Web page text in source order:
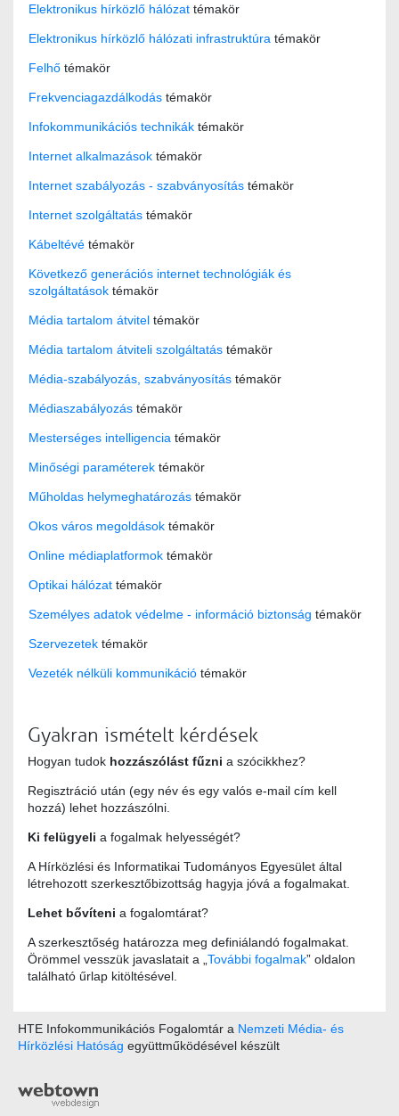
Elektronikus hírközlő hálózat témakör
Elektronikus hírközlő hálózati infrastruktúra témakör
Felhő témakör
Frekvenciagazdálkodás témakör
Infokommunikációs technikák témakör
Internet alkalmazások témakör
Internet szabályozás - szabványosítás témakör
Internet szolgáltatás témakör
Kábeltévé témakör
Következő generációs internet technológiák és
szolgáltatások témakör
Média tartalom átvitel témakör
Média tartalom átviteli szolgáltatás témakör
Média-szabályozás, szabványosítás témakör
Médiaszabályozás témakör
Mesterséges intelligencia témakör
Minőségi paraméterek témakör
Műholdas helymeghatározás témakör
Okos város megoldások témakör
Online médiaplatformok témakör
Optikai hálózat témakör
Személyes adatok védelme - információ biztonság témakör
Szervezetek témakör
Vezeték nélküli kommunikáció témakör
Gyakran ismételt kérdések
Hogyan tudok hozzászólást fűzni a szócikkhez?
Regisztráció után (egy név és egy valós e-mail cím kell
hozzá) lehet hozzászólni.
Ki felügyeli a fogalmak helyességét?
A Hírközlési és Informatikai Tudományos Egyesület által
létrehozott szerkesztőbizottság hagyja jóvá a fogalmakat.
Lehet bővíteni a fogalomtárat?
A szerkesztőség határozza meg definiálandó fogalmakat.
Örömmel vesszük javaslatait a „ További fogalmak” oldalon
található űrlap kitöltésével.
HTE Infokommunikációs Fogalomtár a Nemzeti Média- és
Hírközlési Hatóság együttműködésével készült